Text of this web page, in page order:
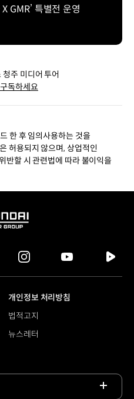
GMR’ 특별전 운영
주 미디어 투어
독하세요
한 후 임의사용하는 것을
허용되지 않으며, 상업적인
반할 시 관련법에 따라 불이익을
instagram
tv
개인정보 처리방침
법적고지
뉴스레터